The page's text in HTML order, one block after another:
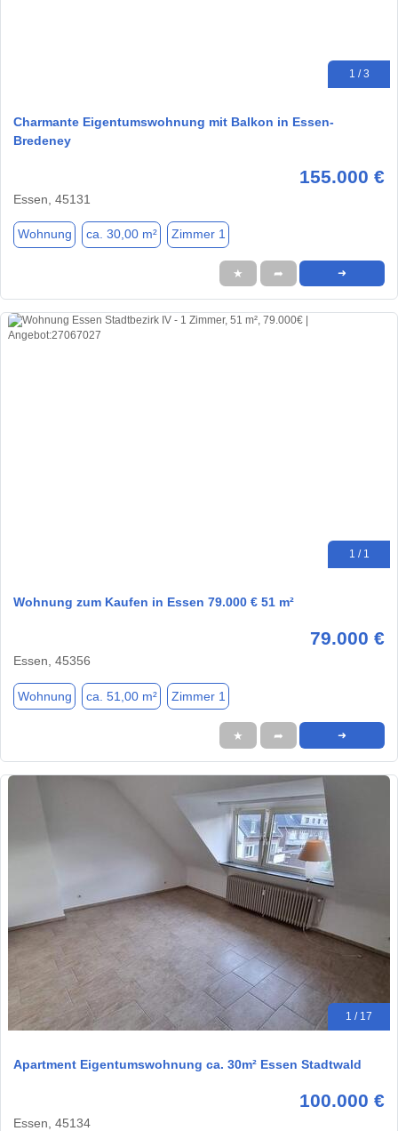
1 / 3
Charmante Eigentumswohnung mit Balkon in Essen-
Bredeney
155.000 €
Essen, 45131
Wohnung ca. 30,00 m² Zimmer 1
★ ➦ ➜
1 / 1
Wohnung zum Kaufen in Essen 79.000 € 51 m²
79.000 €
Essen, 45356
Wohnung ca. 51,00 m² Zimmer 1
★ ➦ ➜
1 / 17
Apartment Eigentumswohnung ca. 30m² Essen Stadtwald
100.000 €
Essen, 45134